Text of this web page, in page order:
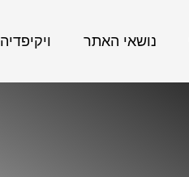
נושאי האתר ויקיפדיה